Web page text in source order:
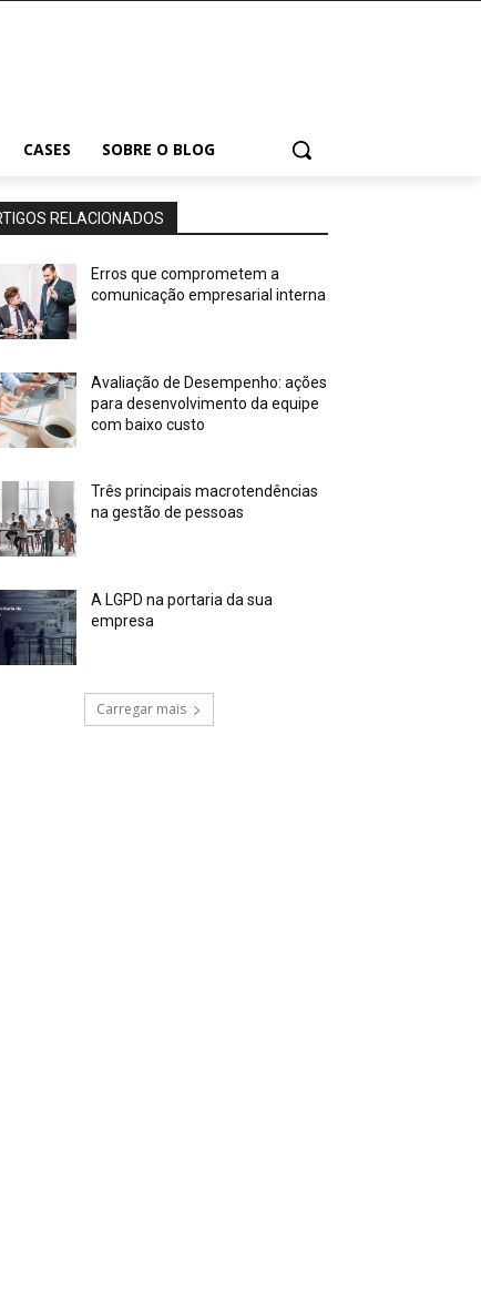
CASES SOBRE O BLOG
RELACIONADOS
Erros que comprometem a
comunicação empresarial interna
Avaliação de Desempenho: ações
para desenvolvimento da equipe
com baixo custo
Três principais macrotendências
na gestão de pessoas
A LGPD na portaria da sua
empresa
Carregar mais